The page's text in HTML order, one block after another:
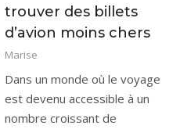
trouver des billets
d’avion moins chers
Marise
Dans un monde où le voyage
est devenu accessible à un
nombre croissant de